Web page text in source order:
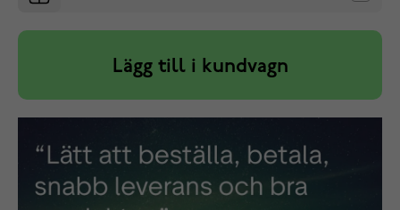
Lägg till i kundvagn